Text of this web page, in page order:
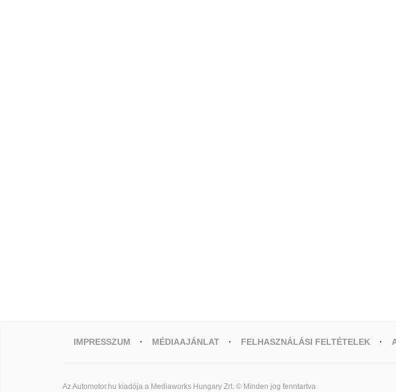
IMPRESSZUM MÉDIAAJÁNLAT FELHASZNÁLÁSI FELTÉTELEK
Az Automotor.hu kiadója a Mediaworks Hungary Zrt. © Minden jog fenntartva